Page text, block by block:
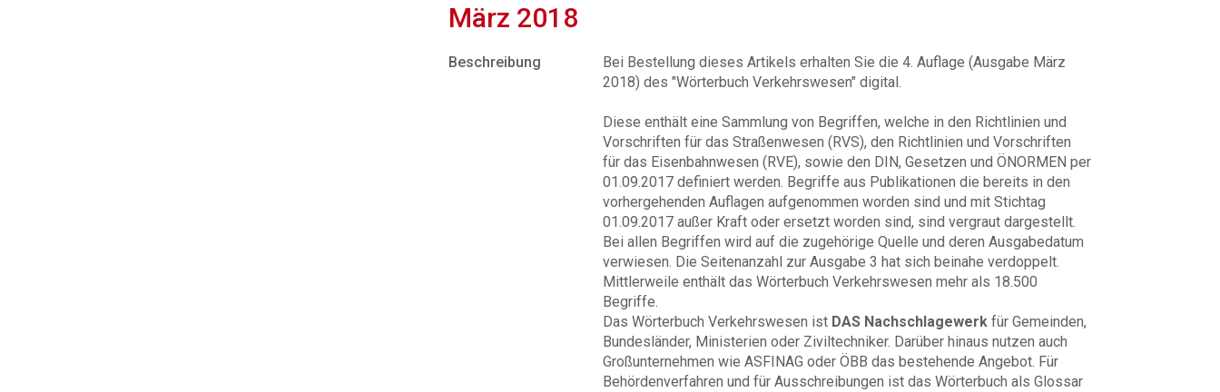
März 2018
Beschreibung
Bei Bestellung dieses Artikels erhalten Sie die 4. Auflage (Ausgabe März
2018) des "Wörterbuch Verkehrswesen" digital.
Diese enthält eine Sammlung von Begriffen, welche in den Richtlinien und
Vorschriften für das Straßenwesen (RVS), den Richtlinien und Vorschriften
für das Eisenbahnwesen (RVE), sowie den DIN, Gesetzen und ÖNORMEN per
01.09.2017 definiert werden. Begriffe aus Publikationen die bereits in den
vorhergehenden Auflagen aufgenommen worden sind und mit Stichtag
01.09.2017 außer Kraft oder ersetzt worden sind, sind vergraut dargestellt.
Bei allen Begriffen wird auf die zugehörige Quelle und deren Ausgabedatum
verwiesen. Die Seitenanzahl zur Ausgabe 3 hat sich beinahe verdoppelt.
Mittlerweile enthält das Wörterbuch Verkehrswesen mehr als 18.500
Begriffe.
Das Wörterbuch Verkehrswesen ist DAS Nachschlagewerkfür Gemeinden,
Bundesländer, Ministerien oder Ziviltechniker. Darüber hinaus nutzen auch
Großunternehmen wie ASFINAG oder ÖBB das bestehende Angebot. Für
Behördenverfahren und für Ausschreibungen ist das Wörterbuch als Glossar